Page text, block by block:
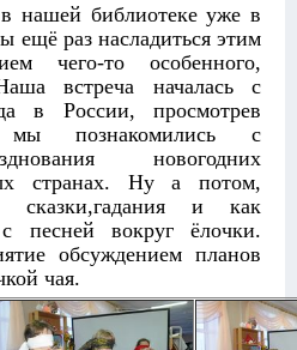
нашей библиотеке уже в
ещё раз насладиться этим
чего-то особенного,
встреча началась с
в России, просмотрев
мы познакомились с
новогодних
странах. Ну а потом,
и как
с песней вокруг ёлочки.
обсуждением планов
чая.